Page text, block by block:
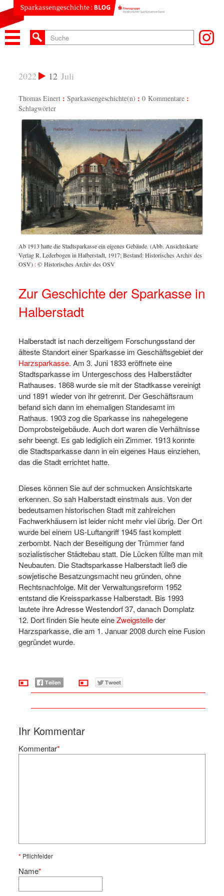
12 Juli
2022
Thomas Einert Sparkassengeschichte(n)
0 Kommentare
Schlagwörter
Ab 1913 hatte die Stadtsparkasse ein eigenes Gebäude. (Abb. Ansichtskarte
Verlag R. Lederbogen in Halberstadt, 1917; Bestand: Historisches Archiv des
OSV) :© Historisches Archiv des OSV
Zur Geschichte der Sparkasse in
Halberstadt
Halberstadt ist nach derzeitigem Forschungsstand der
älteste Standort einer Sparkasse im Geschäftsgebiet der
Harzsparkasse. Am 3. Juni 1833 eröffnete eine
Stadtsparkasse im Untergeschoss des Halberstädter
Rathauses. 1868 wurde sie mit der Stadtkasse vereinigt
und 1891 wieder von ihr getrennt. Der Geschäftsraum
befand sich dann im ehemaligen Standesamt im
Rathaus. 1903 zog die Sparkasse ins nahegelegene
Domprobsteigebäude. Auch dort waren die Verhältnisse
sehr beengt. Es gab lediglich ein Zimmer. 1913 konnte
die Stadtsparkasse dann in ein eigenes Haus einziehen,
das die Stadt errichtet hatte.
Dieses können Sie auf der schmucken Ansichtskarte
erkennen. So sah Halberstadt einstmals aus. Von der
bedeutsamen historischen Stadt mit zahlreichen
Fachwerkhäusern ist leider nicht mehr viel übrig. Der Ort
wurde bei einem US-Luftangriff 1945 fast komplett
zerbombt. Nach der Beseitigung der Trümmer fand
sozialistischer Städtebau statt. Die Lücken füllte man mit
Neubauten. Die Stadtsparkasse Halberstadt ließ die
sowjetische Besatzungsmacht neu gründen, ohne
Rechtsnachfolge. Mit der Verwaltungsreform 1952
entstand die Kreissparkasse Halberstadt. Bis 1993
lautete ihre Adresse Westendorf 37, danach Domplatz
12. Dort finden Sie heute eineZweigstelleder
Harzsparkasse, die am 1. Januar 2008 durch eine Fusion
gegründet wurde.
Ihr Kommentar
Kommentar*
* Pflichfelder
Name*